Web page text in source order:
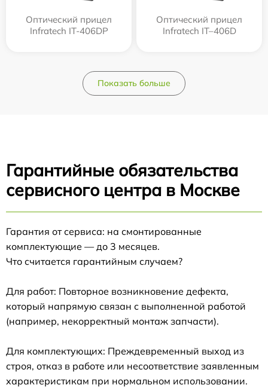
Оптический прицел
Infratech IT-406DP
Оптический прицел
Infratech IT–406D
Показать больше
Гарантийные обязательства
сервисного центра в Москве
Гарантия от сервиса: на смонтированные
комплектующие — до 3 месяцев.
Что считается гарантийным случаем?
Для работ: Повторное возникновение дефекта,
который напрямую связан с выполненной работой
(например, некорректный монтаж запчасти).
Для комплектующих: Преждевременный выход из
строя, отказ в работе или несоответствие заявленным
характеристикам при нормальном использовании.